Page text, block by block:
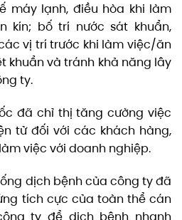
máy lạnh, điều hòa khi làm
kín; bố trí nước sát khuẩn,
vị trí trước khi làm việc/ăn
khuẩn và tránh khả năng lây
ty.
đã chỉ thị tăng cường việc
tử đối với các khách hàng,
việc với doanh nghiệp.
dịch bệnh của công ty đã
tích cực của toàn thể cán
ty để dịch bệnh nhanh